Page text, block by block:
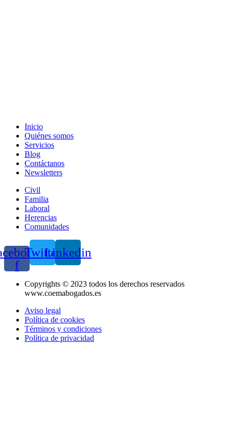
Inicio
Quiénes somos
Servicios
Blog
Contáctanos
Newsletters
Civil
Familia
Laboral
Herencias
Comunidades
f
TwitterLinkedin
Copyrights © 2023 todos los derechos reservados
www.coemabogados.es
Aviso legal
Política de cookies
Términos y condiciones
Política de privacidad